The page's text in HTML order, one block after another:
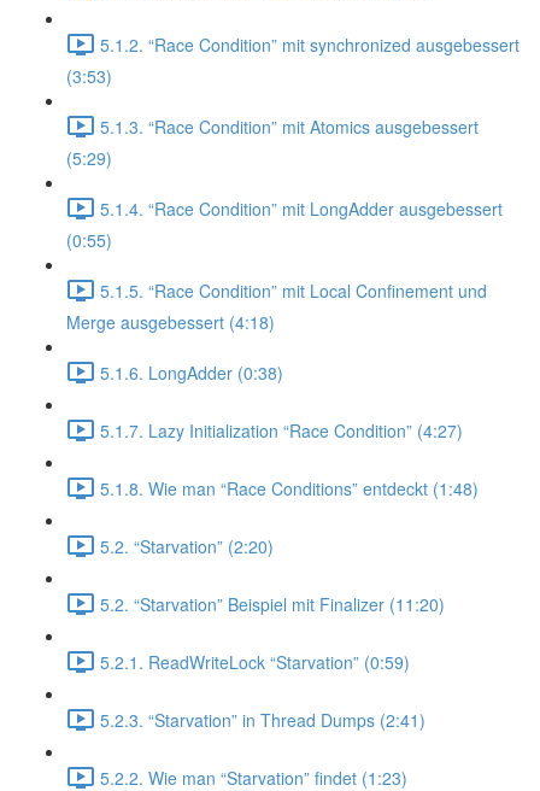
5.1.2. “Race Condition” mit synchronized ausgebessert
(3:53)
5.1.3. “Race Condition” mit Atomics ausgebessert
(5:29)
5.1.4. “Race Condition” mit LongAdder ausgebessert
(0:55)
5.1.5. “Race Condition” mit Local Confinement und
Merge ausgebessert (4:18)
5.1.6. LongAdder (0:38)
5.1.7. Lazy Initialization “Race Condition” (4:27)
5.1.8. Wie man “Race Conditions” entdeckt (1:48)
5.2. “Starvation” (2:20)
5.2. “Starvation” Beispiel mit Finalizer (11:20)
5.2.1. ReadWriteLock “Starvation” (0:59)
5.2.3. “Starvation” in Thread Dumps (2:41)
5.2.2. Wie man “Starvation” findet (1:23)